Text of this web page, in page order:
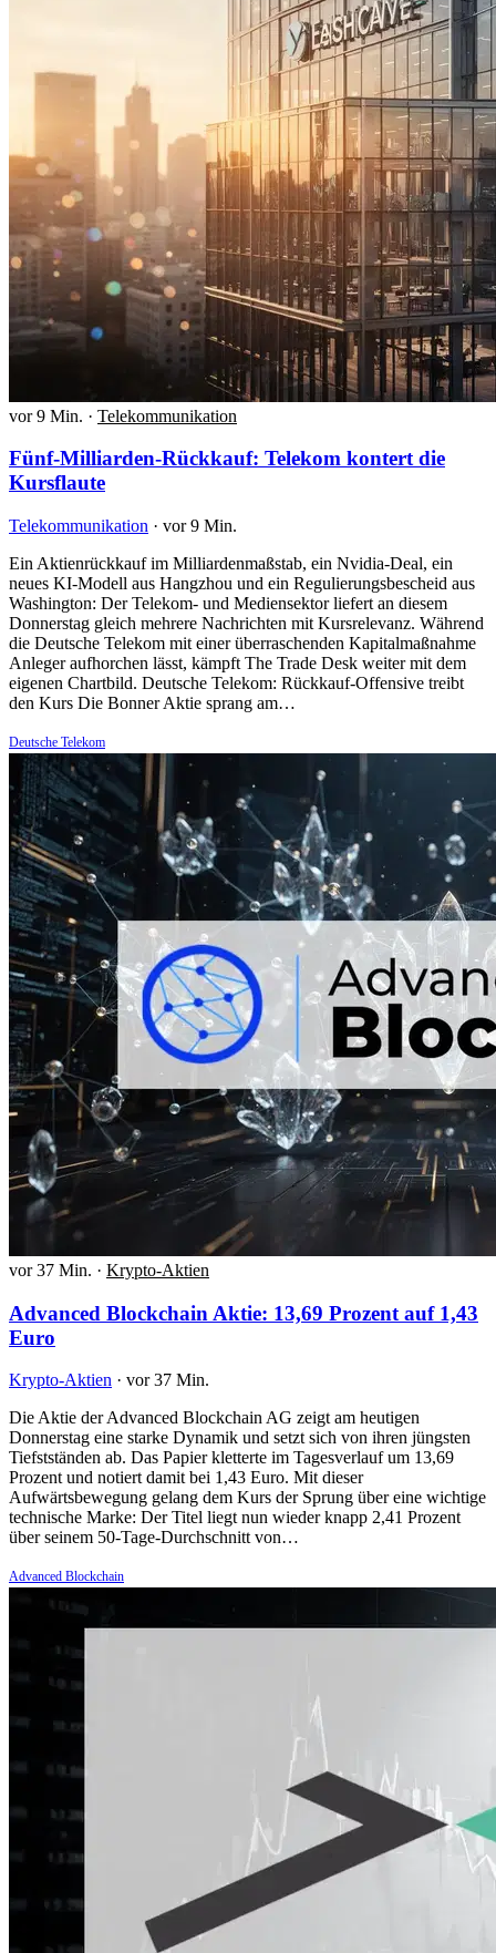
vor 9 Min. · Telekommunikation
Fünf-Milliarden-Rückkauf: Telekom kontert die
Kursflaute
Telekommunikation · vor 9 Min.
Ein Aktienrückkauf im Milliardenmaßstab, ein Nvidia-Deal, ein
neues KI-Modell aus Hangzhou und ein Regulierungsbescheid aus
Washington: Der Telekom- und Mediensektor liefert an diesem
Donnerstag gleich mehrere Nachrichten mit Kursrelevanz. Während
die Deutsche Telekom mit einer überraschenden Kapitalmaßnahme
Anleger aufhorchen lässt, kämpft The Trade Desk weiter mit dem
eigenen Chartbild. Deutsche Telekom: Rückkauf-Offensive treibt
den Kurs Die Bonner Aktie sprang am…
Deutsche Telekom
vor 37 Min. · Krypto-Aktien
Advanced Blockchain Aktie: 13,69 Prozent auf 1,43
Euro
Krypto-Aktien · vor 37 Min.
Die Aktie der Advanced Blockchain AG zeigt am heutigen
Donnerstag eine starke Dynamik und setzt sich von ihren jüngsten
Tiefstständen ab. Das Papier kletterte im Tagesverlauf um 13,69
Prozent und notiert damit bei 1,43 Euro. Mit dieser
Aufwärtsbewegung gelang dem Kurs der Sprung über eine wichtige
technische Marke: Der Titel liegt nun wieder knapp 2,41 Prozent
über seinem 50-Tage-Durchschnitt von…
Advanced Blockchain